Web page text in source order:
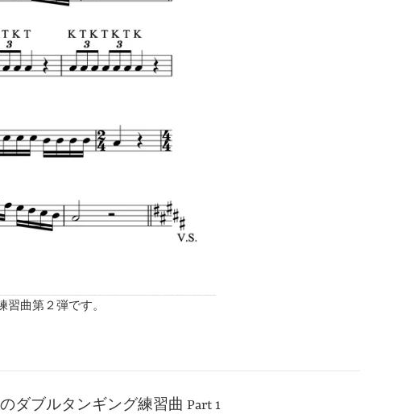
曲第２弾です。
ダブルタンギング練習曲 Part 1